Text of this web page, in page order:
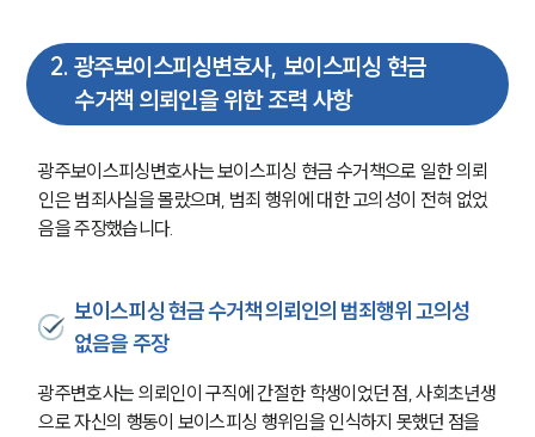
2. 광주보이스피싱변호사, 보이스피싱 현금
수거책 의뢰인을 위한 조력 사항
광주보이스피싱변호사는 보이스피싱 현금 수거책으로 일한 의뢰
인은 범죄사실을 몰랐으며, 범죄 행위에 대한 고의성이 전혀 없었
음을 주장했습니다.
보이스피싱 현금 수거책 의뢰인의 범죄행위 고의성
없음을 주장
광주변호사는 의뢰인이 구직에 간절한 학생이었던 점, 사회초년생
으로 자신의 행동이 보이스피싱 행위임을 인식하지 못했던 점을